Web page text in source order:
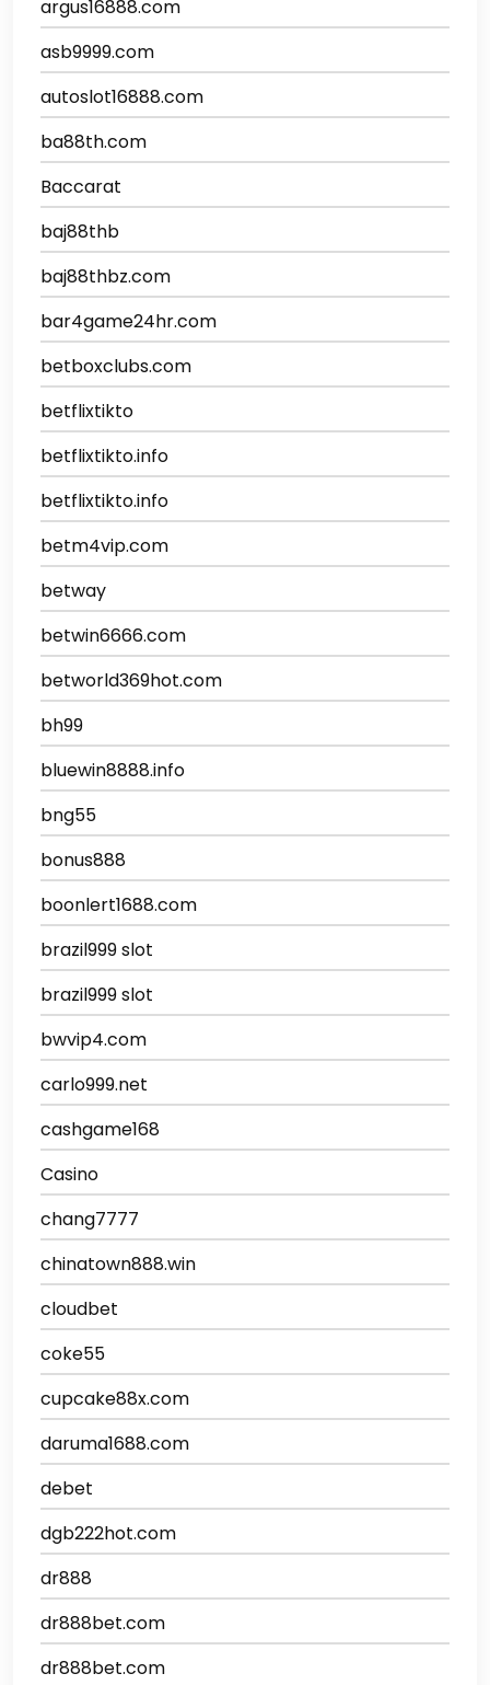
argus16888.com
asb9999.com
autoslot16888.com
ba88th.com
Baccarat
baj88thb
baj88thbz.com
bar4game24hr.com
betboxclubs.com
betflixtikto
betflixtikto.info
betflixtikto.info
betm4vip.com
betway
betwin6666.com
betworld369hot.com
bh99
bluewin8888.info
bng55
bonus888
boonlert1688.com
brazil999 slot
brazil999 slot
bwvip4.com
carlo999.net
cashgame168
Casino
chang7777
chinatown888.win
cloudbet
coke55
cupcake88x.com
daruma1688.com
debet
dgb222hot.com
dr888
dr888bet.com
dr888bet.com